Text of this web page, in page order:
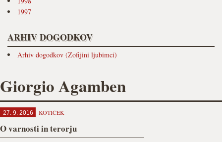
1997
ARHIV DOGODKOV
Arhiv dogodkov (Zofijini ljubimci)
Giorgio Agamben
27. 9. 2016 KOTIČEK
O varnosti in terorju